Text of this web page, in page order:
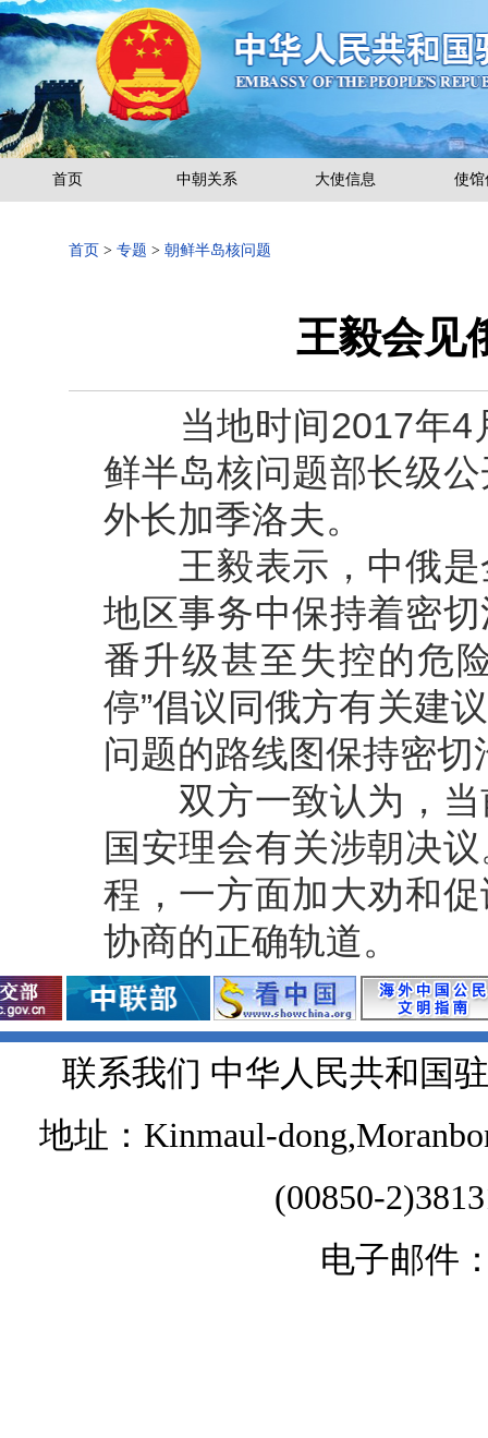
首页 中朝关系 大使信息 使馆
首页 > 专题 > 朝鲜半岛核问题
王毅会见
当地时间2017年4
鲜半岛核问题部长级
外长加季洛夫。
王毅表示，中俄是
地区事务中保持着密
番升级甚至失控的危
停”倡议同俄方有关建
问题的路线图保持密切
双方一致认为，当
国安理会有关涉朝决
程，一方面加大劝和
协商的正确轨道。
联系我们 中华人民共和国
地址：Kinmaul-
(00850-
电子邮件